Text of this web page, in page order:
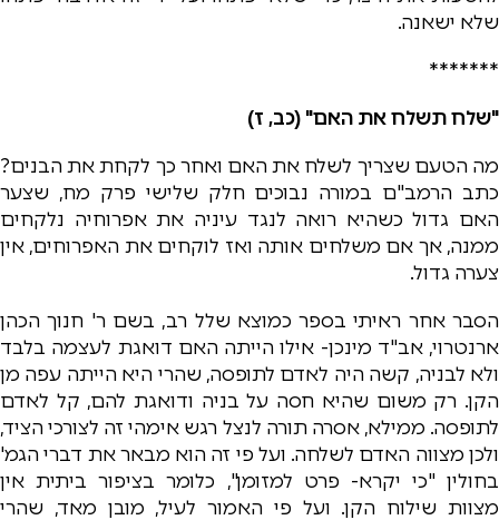
שלא ישאנה.
*******
"שלח תשלח את האם" (כב, ז)
מה הטעם שצריך לשלח את האם ואחר כך לקחת את הבנים?
כתב הרמב"ם במורה נבוכים חלק שלישי פרק מח, שצער
האם גדול כשהיא רואה לנגד עיניה את אפרוחיה נלקחים
ממנה, אך אם משלחים אותה ואז לוקחים את האפרוחים, אין
צערה גדול.
הסבר אחר ראיתי בספר כמוצא שלל רב, בשם ר' חנוך הכהן
ארנטרוי, אב"ד מינכן- אילו הייתה האם דואגת לעצמה בלבד
ולא לבניה, קשה היה לאדם לתופסה, שהרי היא הייתה עפה מן
הקן. רק משום שהיא חסה על בניה ודואגת להם, קל לאדם
לתופסה. ממילא, אסרה תורה לנצל רגש אימהי זה לצורכי הציד,
ולכן מצווה האדם לשלחה. ועל פי זה הוא מבאר את דברי הגמ'
בחולין "כי יקרא- פרט למזומן", כלומר בציפור ביתית אין
מצוות שילוח הקן. ועל פי האמור לעיל, מובן מאד, שהרי